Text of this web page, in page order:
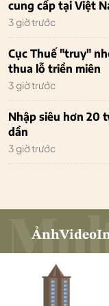
cung cấp tại Việt
3 giờ trước
Cục Thuế "truy"
thua lỗ triền miên
3 giờ trước
Nhập siêu hơn 20
dần
3 giờ trước
ẢnhVideo